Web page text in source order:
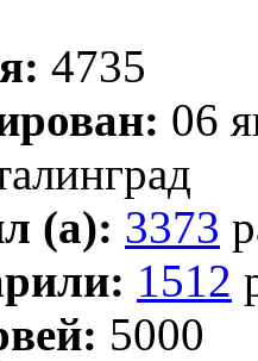
4735
06
(а): 3373
1512
5000